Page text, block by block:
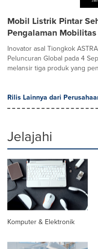
Mobil Listrik Pintar
Pengalaman
Inovator asal Tiongkok
Peluncuran Global pada 4
melansir tiga produk yang
Rilis Lainnya dari
Jelajahi
Komputer & Elektronik